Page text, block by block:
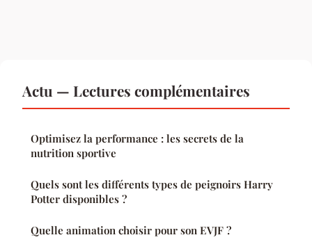
Actu — Lectures complémentaires
Optimisez la performance : les secrets de la
nutrition sportive
Quels sont les différents types de peignoirs Harry
Potter disponibles ?
Quelle animation choisir pour son EVJF ?